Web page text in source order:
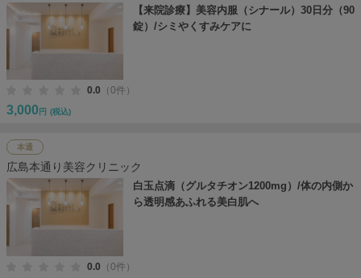
【来院診療】美容内服（シナール）30日分（90
錠）/シミやくすみケアに
0.0 （0件）
3,000 円 (税込)
本通
広島本通り美容クリニック
白玉点滴（グルタチオン1200mg）/体の内側か
ら透明感あふれる美白肌へ
0.0 （0件）